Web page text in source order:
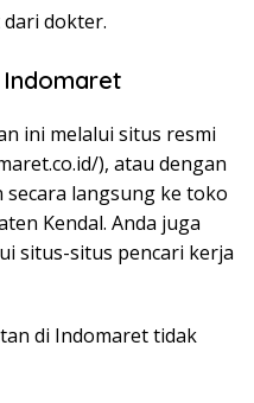
dokter.
ini melalui situs resmi
), atau dengan
langsung ke toko
Kendal. Anda juga
situs-situs pencari kerja
di Indomaret tidak